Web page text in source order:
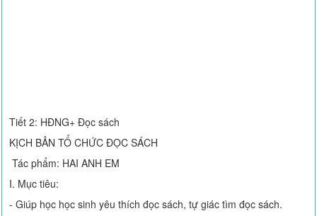
Tiết 2: HĐNG+ Đọc sách
KỊCH BẢN TỔ CHỨC ĐỌC SÁCH
Tác phẩm: HAI ANH EM
I. Mục tiêu:
- Giúp học học sinh yêu thích đọc sách, tự giác tìm đọc sách.